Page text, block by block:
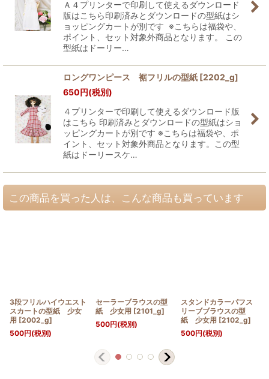
Ａ４プリンターで印刷して使えるダウンロード
版はこちら印刷済みとダウンロードの型紙はシ
ョッピングカートが別です ※こちらは福袋や、
ポイント、セット対象外商品となります。 この
型紙はドーリー…
ロングワンピース 裾フリルの型紙 [2202_g]
650円(税別)
４プリンターで印刷して使えるダウンロード版
はこちら 印刷済みとダウンロードの型紙はショ
ッピングカートが別です ※こちらは福袋や、ポ
イント、セット対象外商品となります。この型
紙はドーリースケ…
この商品を買った人は、こんな商品も買っています
3段フリルハイウエスト
スカートの型紙 少女
用 [2002_g]
500円(税別)
セーラーブラウスの型
紙 少女用 [2101_g]
500円(税別)
スタンドカラーパフス
リーブブラウスの型
紙 少女用 [2102_g]
500円(税別)